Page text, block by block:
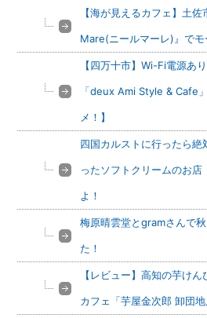
【海が見えるカフェ】土
Mare(ニールマーレ)』で
【四万十市】Wi-Fi電源あ
「deux Ami Style & Cafe
メ！】
四国カルストに行ったら
ったソフトクリームのお
よ！
梅原晴雲堂とgramさんで
た！
【レビュー】高知の芋け
カフェ「芋屋金次郎 卸団地